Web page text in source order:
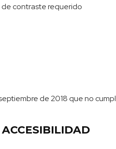
de contraste requerido
de 2018 que no